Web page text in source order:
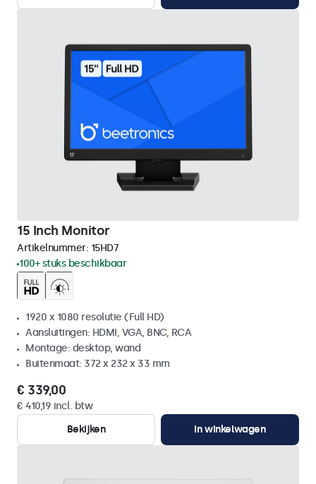
15 Inch Monitor
Artikelnummer: 15HD7
100+ stuks beschikbaar
1920 x 1080 resolutie (Full HD)
Aansluitingen: HDMI, VGA, BNC, RCA
Montage: desktop, wand
Buitenmaat: 372 x 232 x 33 mm
€ 339,00
€ 410,19 incl. btw
Bekijken
In winkelwagen